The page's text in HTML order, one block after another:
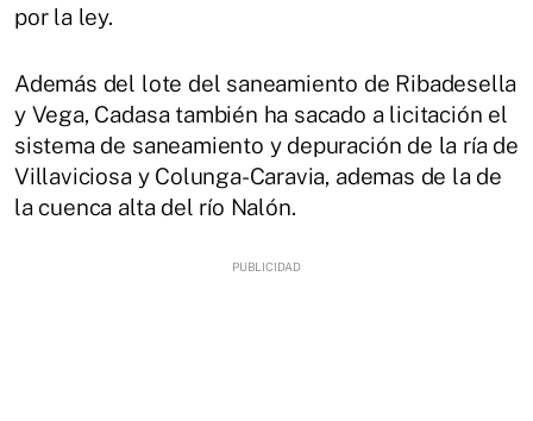
por la ley.
Además del lote del saneamiento de Ribadesella
y Vega, Cadasa también ha sacado a licitación el
sistema de saneamiento y depuración de la ría de
Villaviciosa y Colunga-Caravia, ademas de la de
la cuenca alta del río Nalón.